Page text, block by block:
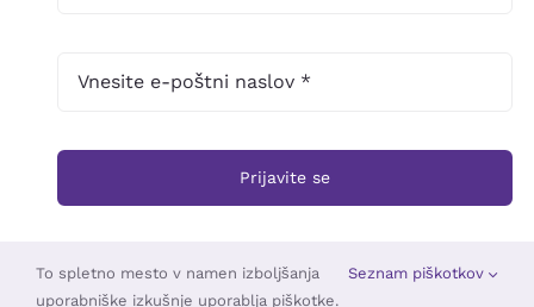
Prijavite se
© 2025 •Založba Triskelion• Vse pravice pridržane •
To spletno mesto v namen izboljšanja
uporabniške izkušnje uporablja piškotke.
Seznam piškotkov